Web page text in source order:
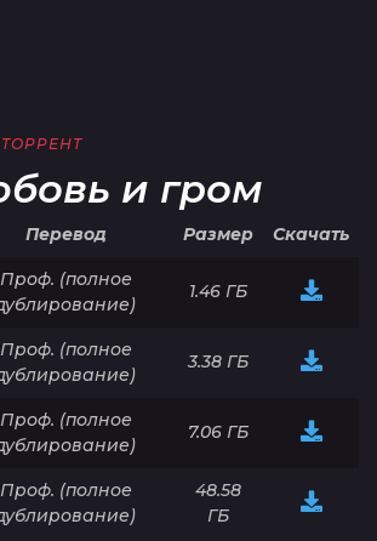
и гром
Перевод Размер Скачать
Проф. (полное
1.46 ГБ
Проф. (полное
3.38 ГБ
Проф. (полное
7.06 ГБ
Проф. (полное
48.58
ГБ